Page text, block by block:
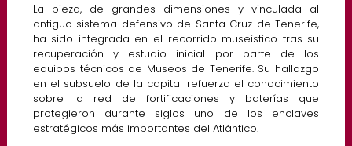
La pieza, de grandes dimensiones y vinculada al
antiguo sistema defensivo de Santa Cruz de Tenerife,
ha sido integrada en el recorrido museístico tras su
recuperación y estudio inicial por parte de los
equipos técnicos de Museos de Tenerife. Su hallazgo
en el subsuelo de la capital refuerza el conocimiento
sobre la red de fortificaciones y baterías que
protegieron durante siglos uno de los enclaves
estratégicos más importantes del Atlántico.